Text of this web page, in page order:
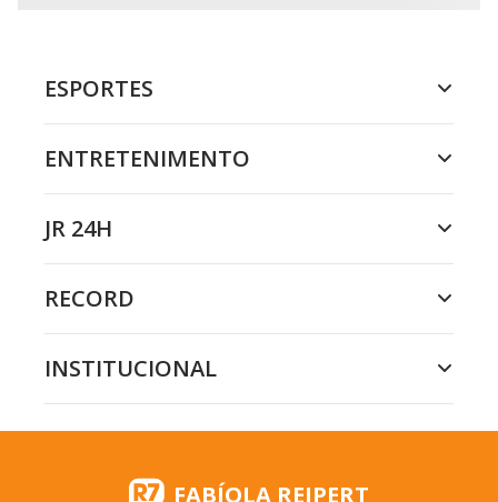
ESPORTES
ENTRETENIMENTO
JR 24H
RECORD
INSTITUCIONAL
FABÍOLA REIPERT